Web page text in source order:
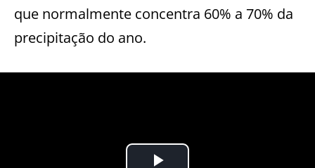
que normalmente concentra 60% a 70% da
precipitação do ano.